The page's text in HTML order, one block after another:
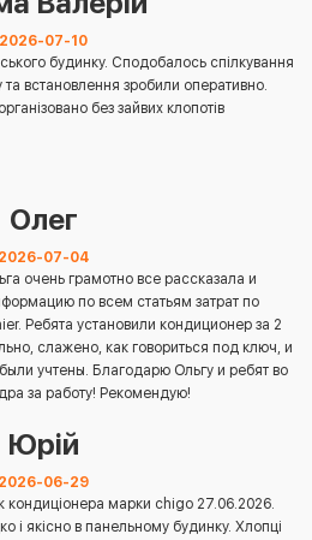
2026-07-10
будинку. Сподобалось спілкування
встановлення зробили оперативно.
без зайвих клопотів
Олег
2026-07-04
очень грамотно все рассказала и
по всем статьям затрат по
Ребята установили кондиционер за 2
слажено, как говориться под ключ, и
учтены. Благодарю Ольгу и ребят во
за работу! Рекомендую!
Юрій
2026-06-29
кондиціонера марки chigo 27.06.2026.
і якісно в панельному будинку. Хлопці